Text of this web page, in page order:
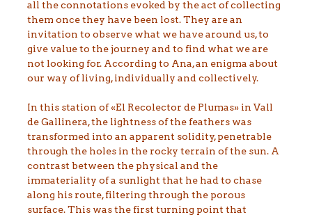
all the connotations evoked by the act of collecting
them once they have been lost. They are an
invitation to observe what we have around us, to
give value to the journey and to find what we are
not looking for. According to Ana, an enigma about
our way of living, individually and collectively.
In this station of «El Recolector de Plumas» in Vall
de Gallinera, the lightness of the feathers was
transformed into an apparent solidity, penetrable
through the holes in the rocky terrain of the sun. A
contrast between the physical and the
immateriality of a sunlight that he had to chase
along his route, filtering through the porous
surface. This was the first turning point that